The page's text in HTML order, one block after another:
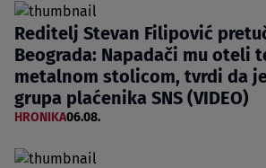
Reditelj Stevan Filipović
Beograda: Napadači mu oteli
metalnom stolicom, tvrdi da
grupa plaćenika SNS (VIDEO)
HRONIKA06.08.